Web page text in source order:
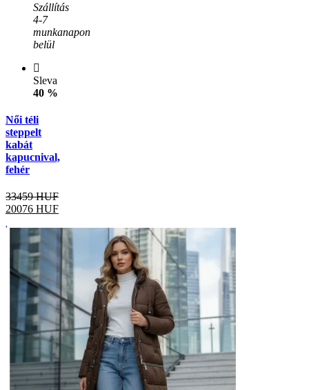
Szállítás
4-7
munkanapon
belül
Sleva
40 %
Női téli
steppelt
kabát
kapucnival,
fehér
33459 HUF
20076 HUF